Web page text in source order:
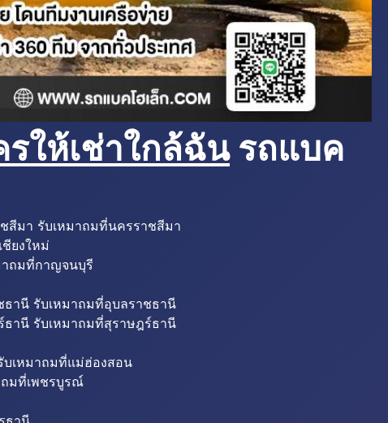
ให้เช่าใกล้ฉันรถแบค
สีมา รับเหมาถมที่นครราชสีมา
ชียงใหม่
าถมที่กาญจนบุรี
ธานี รับเหมาถมที่อุบลราชธานี
ธานี รับเหมาถมที่สุราษฎร์ธานี
บเหมาถมที่แม่ฮ่องสอน
ถมที่เพชรบูรณ์